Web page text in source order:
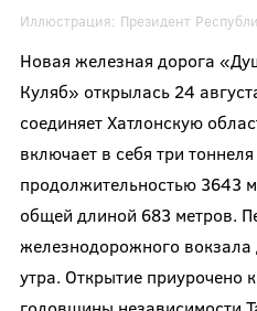
Иллюстрация: Президент
Новая железная дорога
Куляб» открылась 24
соединяет Хатлонскую
включает в себя три
продолжительностью 3643
общей длиной 683 метров.
железнодорожного
утра. Открытие приурочено